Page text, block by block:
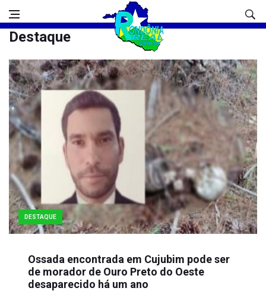
Destaque
DESTAQUE
Ossada encontrada em Cujubim pode ser
de morador de Ouro Preto do Oeste
desaparecido há um ano